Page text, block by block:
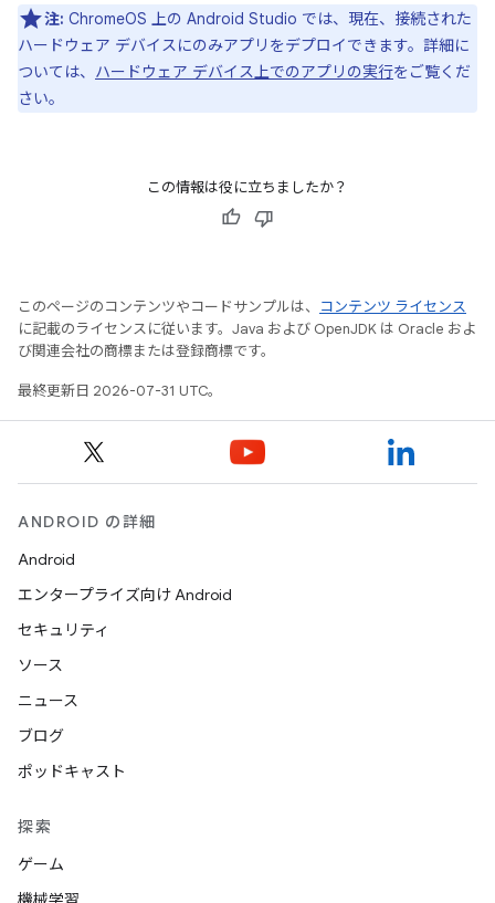
注: ChromeOS 上の Android Studio では、現在、接続された
ハードウェア デバイスにのみアプリをデプロイできます。詳細に
ついては、 ハードウェア デバイス上でのアプリの実行をご覧くだ
さい。
この情報は役に立ちましたか？
このページのコンテンツやコードサンプルは、
コンテンツ ライセンス
に記載のライセンスに従います。Java および OpenJDK は Oracle およ
び関連会社の商標または登録商標です。
最終更新日 2026-07-31 UTC。
ANDROID の詳細
Android
エンタープライズ向け Android
セキュリティ
ソース
ニュース
ブログ
ポッドキャスト
探索
ゲーム